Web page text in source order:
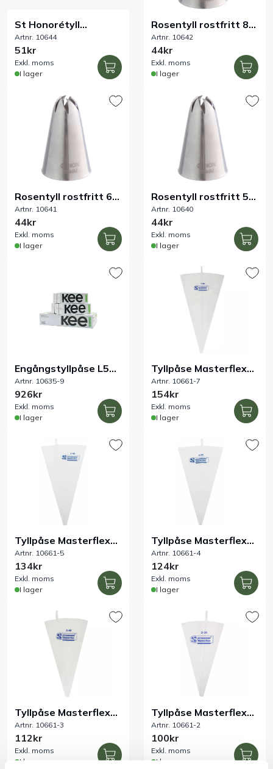
Outlet
Om Bakers
St Honorétyll
rostfritt Ø14 mm
Artnr. 10644
51kr
Exkl. moms
I lager
Rosentyll rostfritt 8
mm
Artnr. 10642
44kr
Exkl. moms
I lager
Rosentyll rostfritt 6
mm
Artnr. 10641
44kr
Exkl. moms
I lager
Rosentyll rostfritt 5
mm
Artnr. 10640
44kr
Exkl. moms
I lager
Engångstyllpåse L540
mm 5 x 100-pack
Artnr. 10635-9
926kr
Exkl. moms
I lager
Tyllpåse Masterflex
7/600 mm
Artnr. 10661-7
154kr
Exkl. moms
I lager
Tyllpåse Masterflex
5/500 mm
Artnr. 10661-5
134kr
Exkl. moms
I lager
Tyllpåse Masterflex
4/460 mm
Artnr. 10661-4
124kr
Exkl. moms
I lager
Tyllpåse Masterflex
3/400 mm
Artnr. 10661-3
112kr
Exkl. moms
I lager
Tyllpåse Masterflex
2/340 mm
Artnr. 10661-2
100kr
Exkl. moms
I lager